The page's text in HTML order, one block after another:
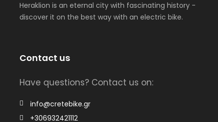
Heraklion is an eternal city with fascinating history -
discover it on the best way with an electric bike.
Contact us
Have questions? Contact us on:
info@cretebike.gr
+306932421112